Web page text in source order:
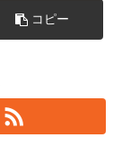
コピー